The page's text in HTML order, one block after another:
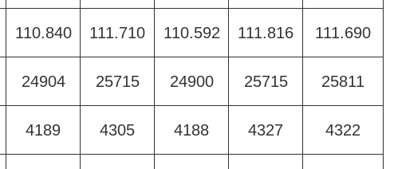
110.840 111.710 110.592 111.816 111.690
24904 25715 24900 25715 25811
4189 4305 4188 4327 4322